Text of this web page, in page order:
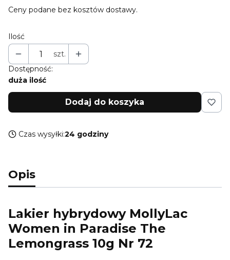
Ceny podane bez kosztów dostawy.
Ilość
szt.
Dostępność:
duża ilość
Dodaj do koszyka
Czas wysyłki:24 godziny
Opis
Lakier hybrydowy MollyLac
Women in Paradise The
Lemongrass 10g Nr 72